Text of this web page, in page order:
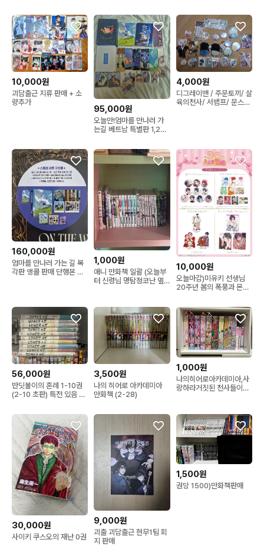
10,000원
괴담출근 지류 판매 + 소
량추가
95,000원
오늘만!엄마를 만나러 가
는길 베트남 특별판 1,2권
4,000원
디그레이맨 / 주문토끼/ 살
육의천사/ 서뱀프/ 문스독
160,000원
엄마를 만나러 가는 길 복
각판 앵콜 판매 단행본 세
1,000원
애니 만화책 일괄 (오늘부
터 신령님 명탐정코난 옆
10,000원
오늘마감)미유키 선생님
20주년 봄의 폭풍과 몬스
56,000원
반딧불이의 혼례 1-10권
(2-10 초판) 특전 있음 만
3,500원
나의 히어로 아카데미아
만화책 (2-28)
1,000원
나의히어로아카데미아,사
랑하라거짓된 천사들이여,
30,000원
사이키 쿠스오의 재난 0권
9,000원
괴출 괴담출근 현무1팀 회
지 판매
1,500원
권당 1500)만화책판매